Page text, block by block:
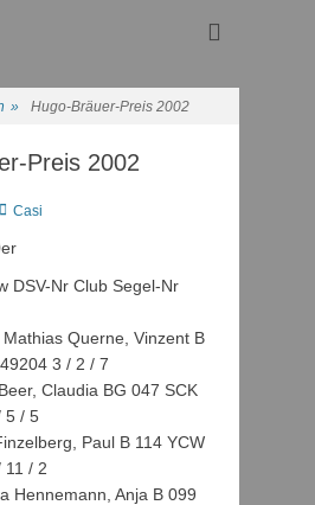
Wassersport-Verein
und Wasserwandern - Freizeit mit der ganzen
» Hugo-Bräuer-Preis 2002
Preis 2002
Autor
Casi
DSV-Nr Club Segel-Nr
Querne, Vinzent B
3 / 2 / 7
Claudia BG 047 SCK
5 / 5
Paul B 114 YCW
11 / 2
Hennemann, Anja B 099